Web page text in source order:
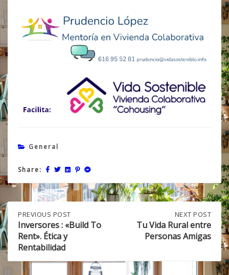
General
Share:
Post
navigation
PREVIOUS
POST:
INVERSORES
:
«BUILD
TO
RENT».
PREVIOUS POST
Inversores : «Build To
Rent». Ética y
Rentabilidad
ENTRE
PERSONAS
NEXT POST
Tu Vida Rural entre
Personas Amigas